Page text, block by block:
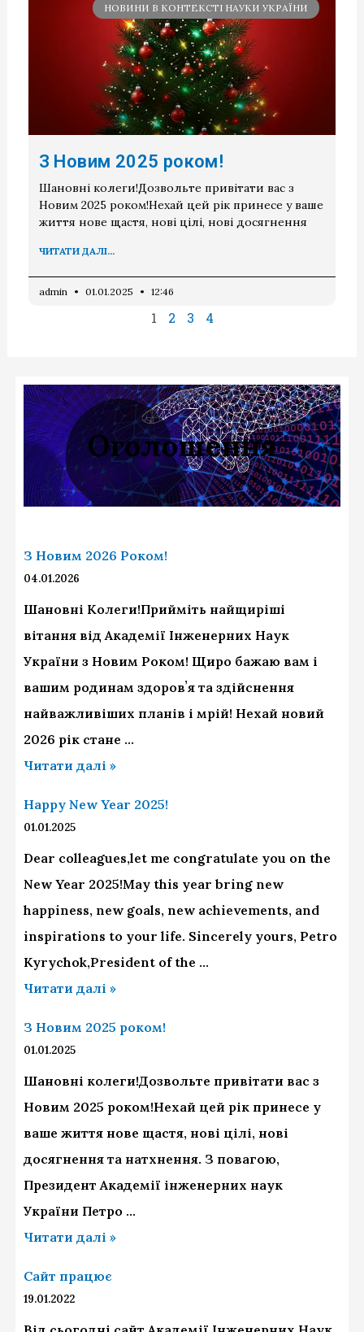
НОВИНИ В КОНТЕКСТІ НАУКИ УКРАЇНИ
З Новим 2025 роком!
Шановні колеги!Дозвольте привітати вас з
Новим 2025 роком!Нехай цей рік принесе у ваше
життя нове щастя, нові цілі, нові досягнення
ЧИТАТИ ДАЛІ...
admin 01.01.2025 12:46
1 2 3 4
Оголошення
З Новим 2026 Роком!
04.01.2026
Шановні Колеги!Прийміть найщиріші
вітання від Академії Інженерних Наук
України з Новим Роком! Щиро бажаю вам і
вашим родинам здоровʼя та здійснення
найважливіших планів і мрій! Нехай новий
2026 рік стане …
Читати далі »
Happy New Year 2025!
01.01.2025
Dear colleagues,let me congratulate you on the
New Year 2025!May this year bring new
happiness, new goals, new achievements, and
inspirations to your life. Sincerely yours, Petro
Kyrychok,President of the …
Читати далі »
З Новим 2025 роком!
01.01.2025
Шановні колеги!Дозвольте привітати вас з
Новим 2025 роком!Нехай цей рік принесе у
ваше життя нове щастя, нові цілі, нові
досягнення та натхнення. З повагою,
Президент Академії інженерних наук
України Петро …
Читати далі »
Сайт працює
19.01.2022